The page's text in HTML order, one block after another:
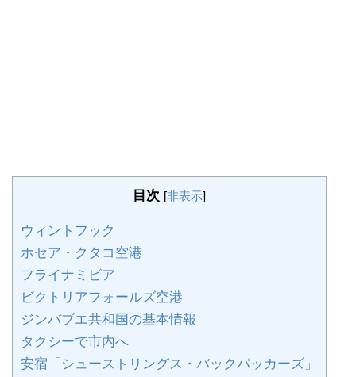
目次 [非表示]
ウィントフック
ホセア・クタコ空港
フライナミビア
ビクトリアフォールズ空港
ジンバブエ共和国の基本情報
タクシーで市内へ
安宿「シューストリングス・バックパッカーズ」